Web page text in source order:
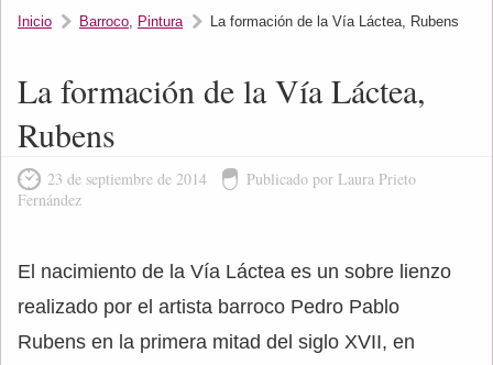
Inicio Barroco, Pintura La formación de la Vía Láctea, Rubens
La formación de la Vía Láctea,
Rubens
23 de septiembre de 2014
Publicado por Laura Prieto
Fernández
El nacimiento de la Vía Láctea es un sobre lienzo
realizado por el artista barroco Pedro Pablo
Rubens en la primera mitad del siglo XVII, en